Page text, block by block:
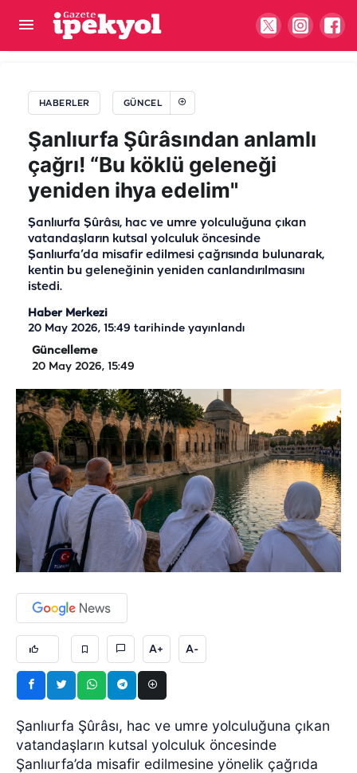
HABERLER GÜNCEL
Şanlıurfa Şûrâsından anlamlı
çağrı! “Bu köklü geleneği
yeniden ihya edelim"
Şanlıurfa Şûrâsı, hac ve umre yolculuğuna çıkan
vatandaşların kutsal yolculuk öncesinde
Şanlıurfa’da misafir edilmesi çağrısında bulunarak,
kentin bu geleneğinin yeniden canlandırılmasını
istedi.
Haber Merkezi
20 May 2026, 15:49 tarihinde yayınlandı
Güncelleme
20 May 2026, 15:49
A+ A-
Şanlıurfa Şûrâsı, hac ve umre yolculuğuna çıkan
vatandaşların kutsal yolculuk öncesinde
Şanlıurfa’da misafir edilmesine yönelik çağrıda
Şanlıurfa’nın istihdamı için Ankara’da önemli